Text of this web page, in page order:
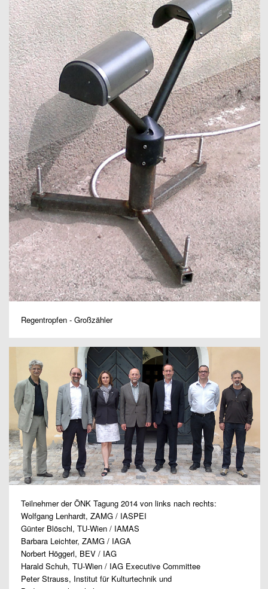
Regentropfen - Großzähler
Teilnehmer der ÖNK Tagung 2014 von links nach rechts:
Wolfgang Lenhardt, ZAMG / IASPEI
Günter Blöschl, TU-Wien / IAMAS
Barbara Leichter, ZAMG / IAGA
Norbert Höggerl, BEV / IAG
Harald Schuh, TU-Wien / IAG Executive Committee
Peter Strauss, Institut für Kulturtechnik und